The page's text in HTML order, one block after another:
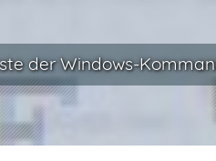
der Windows-